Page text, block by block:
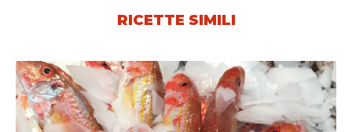
RICETTE SIMILI